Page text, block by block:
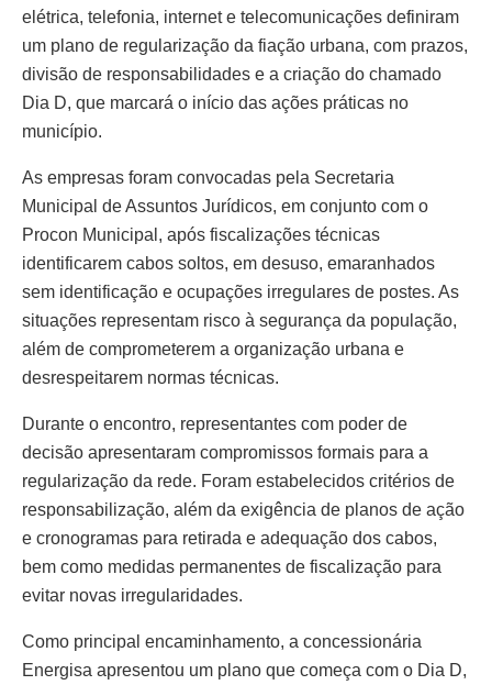
elétrica, telefonia, internet e telecomunicações definiram
um plano de regularização da fiação urbana, com prazos,
divisão de responsabilidades e a criação do chamado
Dia D, que marcará o início das ações práticas no
município.
As empresas foram convocadas pela Secretaria
Municipal de Assuntos Jurídicos, em conjunto com o
Procon Municipal, após fiscalizações técnicas
identificarem cabos soltos, em desuso, emaranhados
sem identificação e ocupações irregulares de postes. As
situações representam risco à segurança da população,
além de comprometerem a organização urbana e
desrespeitarem normas técnicas.
Durante o encontro, representantes com poder de
decisão apresentaram compromissos formais para a
regularização da rede. Foram estabelecidos critérios de
responsabilização, além da exigência de planos de ação
e cronogramas para retirada e adequação dos cabos,
bem como medidas permanentes de fiscalização para
evitar novas irregularidades.
Como principal encaminhamento, a concessionária
Energisa apresentou um plano que começa com o Dia D,